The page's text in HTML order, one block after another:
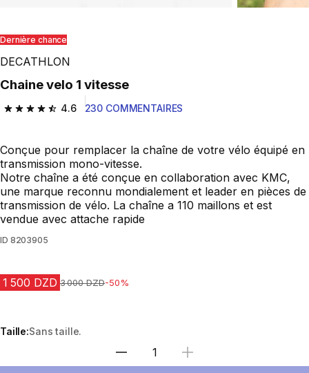
Dernière chance
DECATHLON
Chaine velo 1 vitesse
4.6
4.6 out of 5 stars from 230 reviews
230 COMMENTAIRES
Conçue pour remplacer la chaîne de votre vélo équipé en
transmission mono-vitesse.
Notre chaîne a été conçue en collaboration avec KMC,
une marque reconnu mondialement et leader en pièces de
transmission de vélo. La chaîne a 110 maillons et est
vendue avec attache rapide
ID 8203905
1 500 DZD Prix avant la réduction
3 000 DZD-50%
Taille:Sans taille.
Sélectionnez la quantité